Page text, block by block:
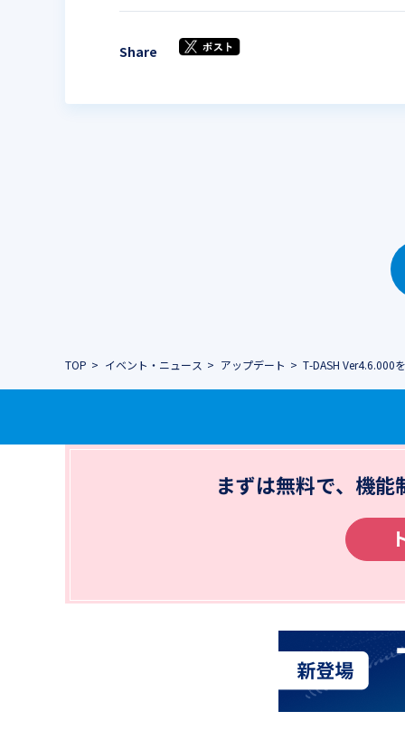
Share
TOP イベント・ニュース アップデート T-DASH Ver4.6.000
まずは無料で、機能